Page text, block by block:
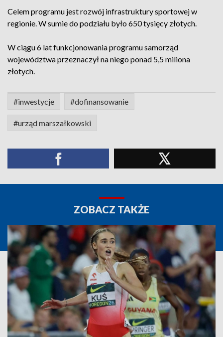
Celem programu jest rozwój infrastruktury sportowej w
regionie. W sumie do podziału było 650 tysięcy złotych.
W ciągu 6 lat funkcjonowania programu samorząd
województwa przeznaczył na niego ponad 5,5 miliona
złotych.
#inwestycje #dofinansowanie
#urząd marszałkowski
ZOBACZ TAKŻE